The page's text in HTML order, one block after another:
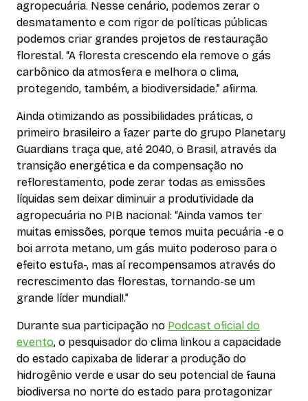
agropecuária. Nesse cenário, podemos zerar o
desmatamento e com rigor de políticas públicas
podemos criar grandes projetos de restauração
florestal. “A floresta crescendo ela remove o gás
carbônico da atmosfera e melhora o clima,
protegendo, também, a biodiversidade.” afirma.
Ainda otimizando as possibilidades práticas, o
primeiro brasileiro a fazer parte do grupo Planetary
Guardians traça que, até 2040, o Brasil, através da
transição energética e da compensação no
reflorestamento, pode zerar todas as emissões
líquidas sem deixar diminuir a produtividade da
agropecuária no PIB nacional: “Ainda vamos ter
muitas emissões, porque temos muita pecuária -e o
boi arrota metano, um gás muito poderoso para o
efeito estufa-, mas aí recompensamos através do
recrescimento das florestas, tornando-se um
grande líder mundial!.”
Durante sua participação no Podcast oficial do
evento, o pesquisador do clima linkou a capacidade
do estado capixaba de liderar a produção do
hidrogênio verde e usar do seu potencial de fauna
biodiversa no norte do estado para protagonizar